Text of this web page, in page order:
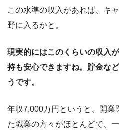
この水準の収入があれば、キ
野に入るかと。
現実的にはこのくらいの収入
持も安心できますね。貯金な
うです。
年収7,000万円というと、開業
た職業の方々がほとんどで、